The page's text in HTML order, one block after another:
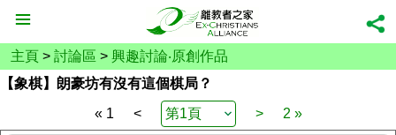
主頁 > 討論區 > 興趣討論‧原創作品
【象棋】朗豪坊有沒有這個棋局？
« 1
< > 2 »